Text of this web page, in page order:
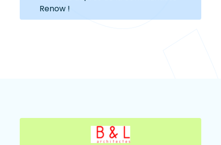
Renow !